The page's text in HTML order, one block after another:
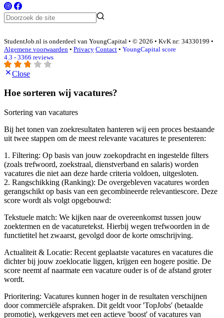
StudentJob.nl is onderdeel van YoungCapital • © 2026 • KvK nr: 34330199 •
Algemene voorwaarden • Privacy Contact • YoungCapital score
4.3 - 3366 reviews
Close
Hoe sorteren wij vacatures?
Sortering van vacatures
Bij het tonen van zoekresultaten hanteren wij een proces bestaande
uit twee stappen om de meest relevante vacatures te presenteren:
1. Filtering: Op basis van jouw zoekopdracht en ingestelde filters
(zoals trefwoord, zoekstraal, dienstverband en salaris) worden
vacatures die niet aan deze harde criteria voldoen, uitgesloten.
2. Rangschikking (Ranking): De overgebleven vacatures worden
gerangschikt op basis van een gecombineerde relevantiescore. Deze
score wordt als volgt opgebouwd:
Tekstuele match: We kijken naar de overeenkomst tussen jouw
zoektermen en de vacaturetekst. Hierbij wegen trefwoorden in de
functietitel het zwaarst, gevolgd door de korte omschrijving.
Actualiteit & Locatie: Recent geplaatste vacatures en vacatures die
dichter bij jouw zoeklocatie liggen, krijgen een hogere positie. De
score neemt af naarmate een vacature ouder is of de afstand groter
wordt.
Prioritering: Vacatures kunnen hoger in de resultaten verschijnen
door commerciële afspraken. Dit geldt voor 'TopJobs' (betaalde
promotie), werkgevers met een actieve 'boost' of vacatures van